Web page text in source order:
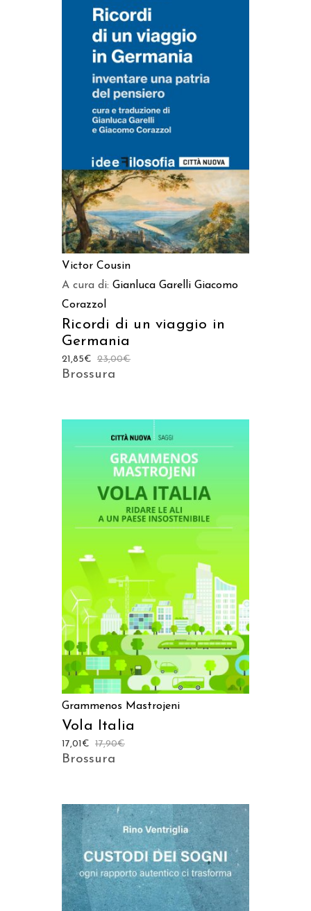
AGGIUNGI AL CARRELLO
Victor Cousin
A cura di: Gianluca Garelli Giacomo
Corazzol
Ricordi di un viaggio in
Germania
23,00€
21,85€
Brossura
AGGIUNGI AL CARRELLO
Grammenos Mastrojeni
Vola Italia
17,90€
17,01 €
Brossura